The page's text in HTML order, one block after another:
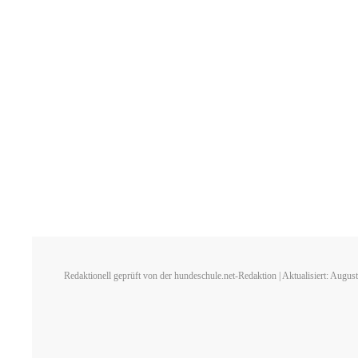
Redaktionell geprüft von der hundeschule.net-Redaktion | Aktualisiert: